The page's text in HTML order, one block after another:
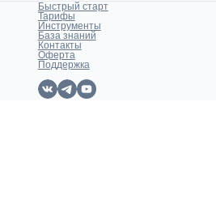
Быстрый старт
Тарифы
Инструменты
База знаний
Контакты
Оферта
Поддержка